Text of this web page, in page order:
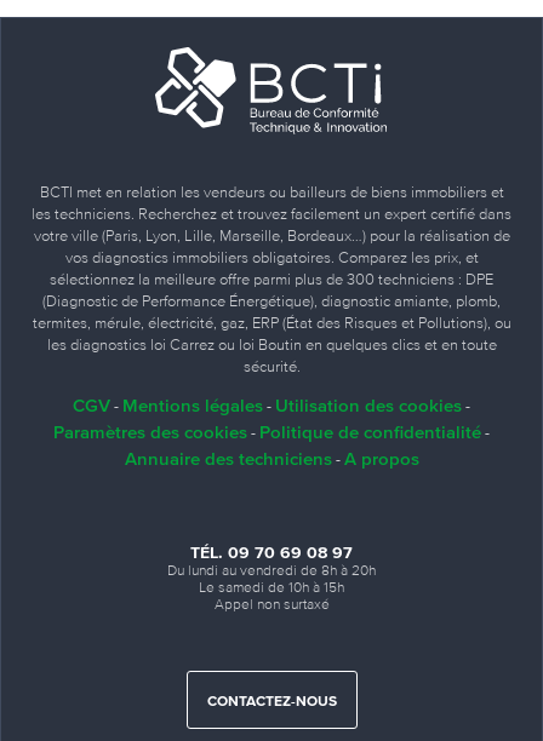
BCTI met en relation les vendeurs ou bailleurs de biens immobiliers et
les techniciens. Recherchez et trouvez facilement un expert certifié dans
votre ville (Paris, Lyon, Lille, Marseille, Bordeaux…) pour la réalisation de
vos diagnostics immobiliers obligatoires. Comparez les prix, et
sélectionnez la meilleure offre parmi plus de 300 techniciens : DPE
(Diagnostic de Performance Énergétique), diagnostic amiante, plomb,
termites, mérule, électricité, gaz, ERP (État des Risques et Pollutions), ou
les diagnostics loi Carrez ou loi Boutin en quelques clics et en toute
sécurité.
CGV - Mentions légales - Utilisation des cookies -
Paramètres des cookies - Politique de confidentialité -
Annuaire des techniciens- A propos
TÉL. 09 70 69 08 97
Du lundi au vendredi de 8h à 20h
Le samedi de 10h à 15h
Appel non surtaxé
CONTACTEZ-NOUS